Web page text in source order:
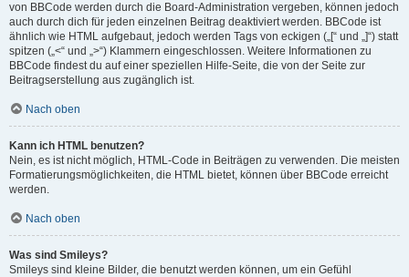
von BBCode werden durch die Board-Administration vergeben, können jedoch
auch durch dich für jeden einzelnen Beitrag deaktiviert werden. BBCode ist
ähnlich wie HTML aufgebaut, jedoch werden Tags von eckigen („[“ und „]“) statt
spitzen („<“ und „>“) Klammern eingeschlossen. Weitere Informationen zu
BBCode findest du auf einer speziellen Hilfe-Seite, die von der Seite zur
Beitragserstellung aus zugänglich ist.
Nach oben
Kann ich HTML benutzen?
Nein, es ist nicht möglich, HTML-Code in Beiträgen zu verwenden. Die meisten
Formatierungsmöglichkeiten, die HTML bietet, können über BBCode erreicht
werden.
Nach oben
Was sind Smileys?
Smileys sind kleine Bilder, die benutzt werden können, um ein Gefühl